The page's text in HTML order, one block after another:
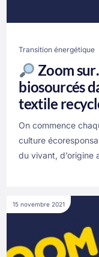
Transition énergétique
Zoom
biosourcés
textile
On commence
culture
du vivant, d’origine
15 novembre 2021